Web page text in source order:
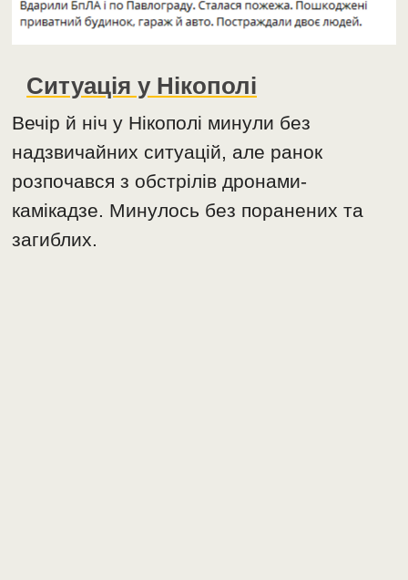
Ситуація у Нікополі
Вечір й ніч у Нікополі минули без
надзвичайних ситуацій, але ранок
розпочався з обстрілів дронами-
камікадзе. Минулось без поранених та
загиблих.